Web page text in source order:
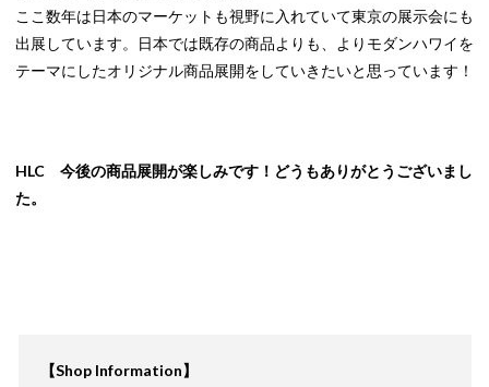
ここ数年は日本のマーケットも視野に入れていて東京の展示会にも
出展しています。日本では既存の商品よりも、よりモダンハワイを
テーマにしたオリジナル商品展開をしていきたいと思っています！
HLC 今後の商品展開が楽しみです！どうもありがとうございまし
た。
【Shop Information】